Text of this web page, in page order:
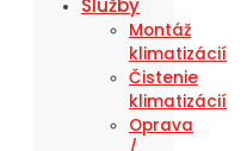
Služby
Montáž
klimatizácií
Čistenie
klimatizácií
Oprava